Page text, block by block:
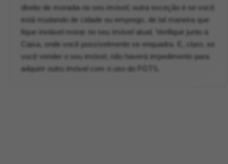
direito de moradia no seu imóvel; outra exceção é se você
está mudando de cidade ou emprego, de tal maneira que
fique inviável morar no seu imóvel atual. Verifique junto à
Caixa, onde você possívelmente se enquadra. E, claro, se
você vender o seu imóvel, não haverá impedimento para
adquirir outro imóvel com o uso do FGTS.